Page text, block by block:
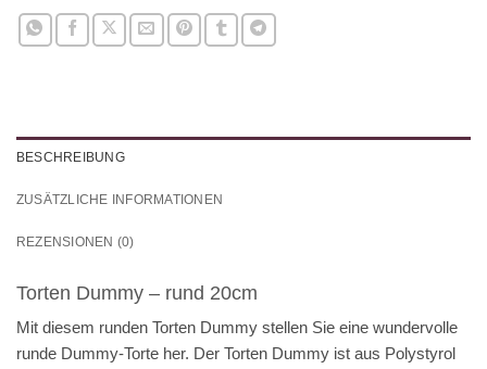
BESCHREIBUNG
ZUSÄTZLICHE INFORMATIONEN
REZENSIONEN (0)
Torten Dummy – rund 20cm
Mit diesem runden Torten Dummy stellen Sie eine wundervolle
runde Dummy-Torte her. Der Torten Dummy ist aus Polystyrol